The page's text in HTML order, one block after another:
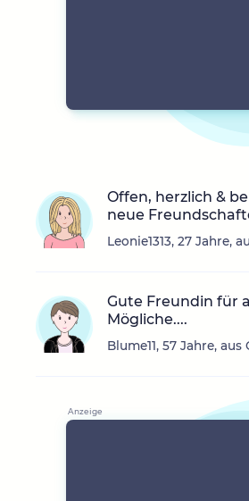
Offen, herzlich &
neue
Leonie1313, 27 Jahre,
Gute Freundin für
Mögliche....
Blume11, 57 Jahre,